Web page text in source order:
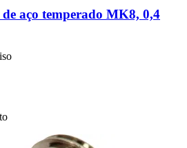
de aço temperado MK8, 0,4